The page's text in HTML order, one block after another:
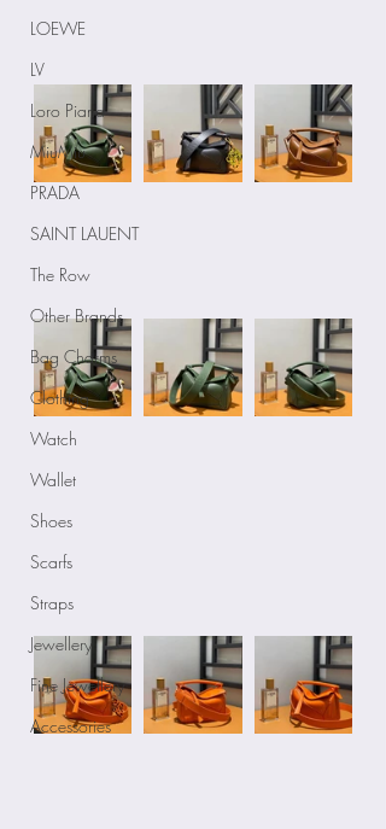
LOEWE
LV
Loro Piana
MiuMiu
PRADA
SAINT LAUENT
The Row
Other Brands
Bag Charms
Clothing
Watch
Wallet
Shoes
Scarfs
Straps
Jewellery
Fine Jewellery
Accessories